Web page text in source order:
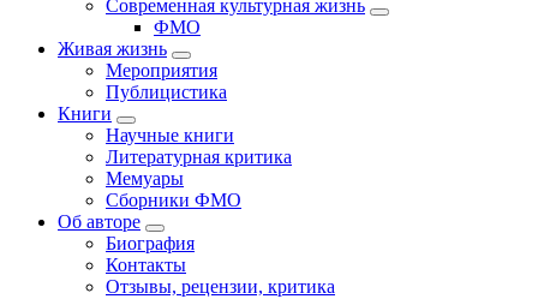
Современная культурная жизнь
ФМО
Живая жизнь
Мероприятия
Публицистика
Книги
Научные книги
Литературная критика
Мемуары
Сборники ФМО
Об авторе
Биография
Контакты
Отзывы, рецензии, критика